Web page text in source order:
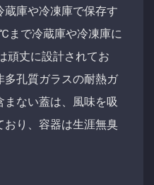
蔵庫や冷凍庫で保存す
まで冷蔵庫や冷凍庫に
頑丈に設計されてお
多孔質ガラスの耐熱ガ
ない蓋は、風味を吸
おり、容器は生涯無臭